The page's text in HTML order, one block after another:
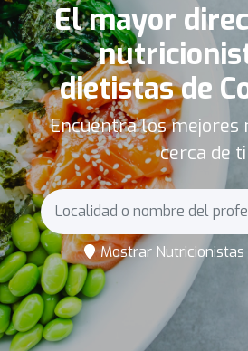
El mayor
dietistas de
Encuentra los mejores
cerca de ti
Mostrar Nutricionistas